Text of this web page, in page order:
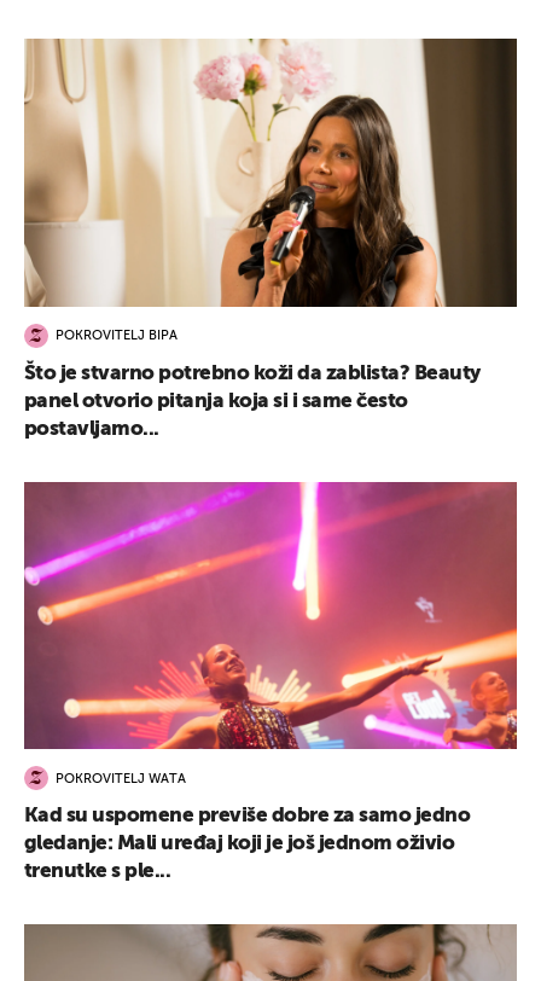
POKROVITELJ BIPA
Što je stvarno potrebno koži da zablista? Beauty
panel otvorio pitanja koja si i same često
postavljamo...
POKROVITELJ WATA
Kad su uspomene previše dobre za samo jedno
gledanje: Mali uređaj koji je još jednom oživio
trenutke s ple...